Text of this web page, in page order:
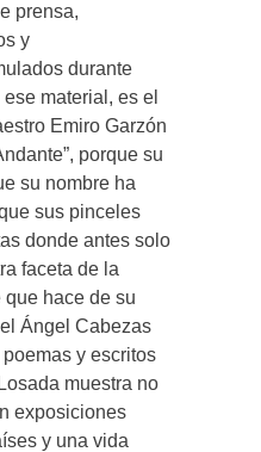
prensa,
y
durante
material, es el
Emiro Garzón
porque su
su nombre ha
sus pinceles
donde antes solo
faceta de la
hace de su
Ángel Cabezas
y escritos
muestra no
exposiciones
y una vida